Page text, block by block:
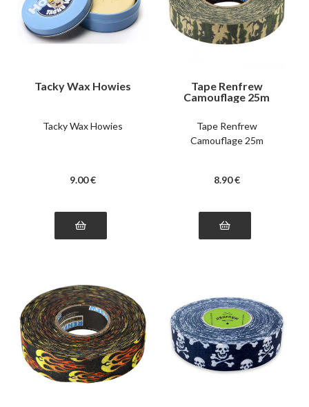
Tacky Wax Howies
Tacky Wax Howies
9.00 €
Tape Renfrew
Camouflage 25m
Tape Renfrew
Camouflage 25m
8.90 €